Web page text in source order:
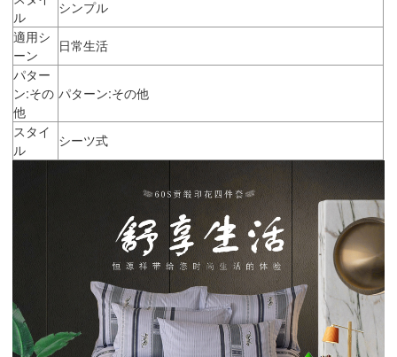
ル
シンプル
適用シ
ーン
日常生活
パター
ン:その
他
パターン:その他
スタイ
ル
シーツ式